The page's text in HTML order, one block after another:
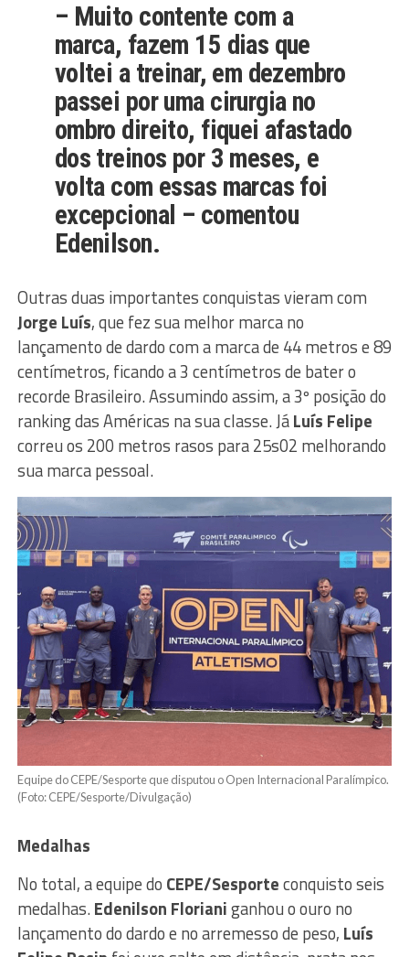
– Muito contente com a
marca, fazem 15 dias que
voltei a treinar, em dezembro
passei por uma cirurgia no
ombro direito, fiquei afastado
dos treinos por 3 meses, e
volta com essas marcas foi
excepcional – comentou
Edenilson.
Outras duas importantes conquistas vieram com
Jorge Luís, que fez sua melhor marca no
lançamento de dardo com a marca de 44 metros e 89
centímetros, ficando a 3 centímetros de bater o
recorde Brasileiro. Assumindo assim, a 3º posição do
ranking das Américas na sua classe. JáLuís Felipe
correu os 200 metros rasos para 25s02 melhorando
sua marca pessoal.
Equipe do CEPE/Sesporte que disputou o Open Internacional Paralímpico.
(Foto: CEPE/Sesporte/Divulgação)
Medalhas
No total, a equipe do CEPE/Sesporteconquisto seis
medalhas.Edenilson Florianiganhou o ouro no
lançamento do dardo e no arremesso de peso, Luís